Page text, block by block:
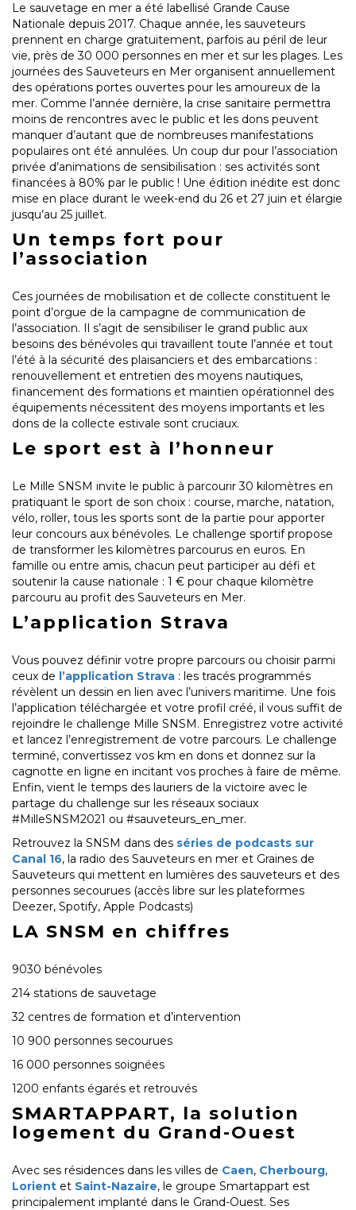
Le sauvetage en mer a été labellisé Grande Cause
Nationale depuis 2017. Chaque année, les sauveteurs
prennent en charge gratuitement, parfois au péril de leur
vie, près de 30 000 personnes en mer et sur les plages. Les
journées des Sauveteurs en Mer organisent annuellement
des opérations portes ouvertes pour les amoureux de la
mer. Comme l’année dernière, la crise sanitaire permettra
moins de rencontres avec le public et les dons peuvent
manquer d’autant que de nombreuses manifestations
populaires ont été annulées. Un coup dur pour l’association
privée d’animations de sensibilisation : ses activités sont
financées à 80% par le public ! Une édition inédite est donc
mise en place durant le week-end du 26 et 27 juin et élargie
jusqu’au 25 juillet.
Un temps fort pour
l’association
Ces journées de mobilisation et de collecte constituent le
point d’orgue de la campagne de communication de
l’association. Il s’agit de sensibiliser le grand public aux
besoins des bénévoles qui travaillent toute l’année et tout
l’été à la sécurité des plaisanciers et des embarcations :
renouvellement et entretien des moyens nautiques,
financement des formations et maintien opérationnel des
équipements nécessitent des moyens importants et les
dons de la collecte estivale sont cruciaux.
Le sport est à l’honneur
Le Mille SNSM invite le public à parcourir 30 kilomètres en
pratiquant le sport de son choix : course, marche, natation,
vélo, roller, tous les sports sont de la partie pour apporter
leur concours aux bénévoles. Le challenge sportif propose
de transformer les kilomètres parcourus en euros. En
famille ou entre amis, chacun peut participer au défi et
soutenir la cause nationale : 1 € pour chaque kilomètre
parcouru au profit des Sauveteurs en Mer.
L’application Strava
Vous pouvez définir votre propre parcours ou choisir parmi
ceux de l’application Strava : les tracés programmés
révèlent un dessin en lien avec l’univers maritime. Une fois
l’application téléchargée et votre profil créé, il vous suffit de
rejoindre le challenge Mille SNSM. Enregistrez votre activité
et lancez l’enregistrement de votre parcours. Le challenge
terminé, convertissez vos km en dons et donnez sur la
cagnotte en ligne en incitant vos proches à faire de même.
Enfin, vient le temps des lauriers de la victoire avec le
partage du challenge sur les réseaux sociaux
#MilleSNSM2021 ou #sauveteurs_en_mer.
Retrouvez la SNSM dans des séries de podcasts sur
Canal 16, la radio des Sauveteurs en mer et Graines de
Sauveteurs qui mettent en lumières des sauveteurs et des
personnes secourues (accès libre sur les plateformes
Deezer, Spotify, Apple Podcasts)
LA SNSM en chiffres
9030 bénévoles
214 stations de sauvetage
32 centres de formation et d’intervention
10 900 personnes secourues
16 000 personnes soignées
1200 enfants égarés et retrouvés
SMARTAPPART, la solution
logement du Grand-Ouest
Avec ses résidences dans les villes de Caen, Cherbourg,
Lorient et Saint-Nazaire, le groupe Smartappart est
principalement implanté dans le Grand-Ouest. Ses